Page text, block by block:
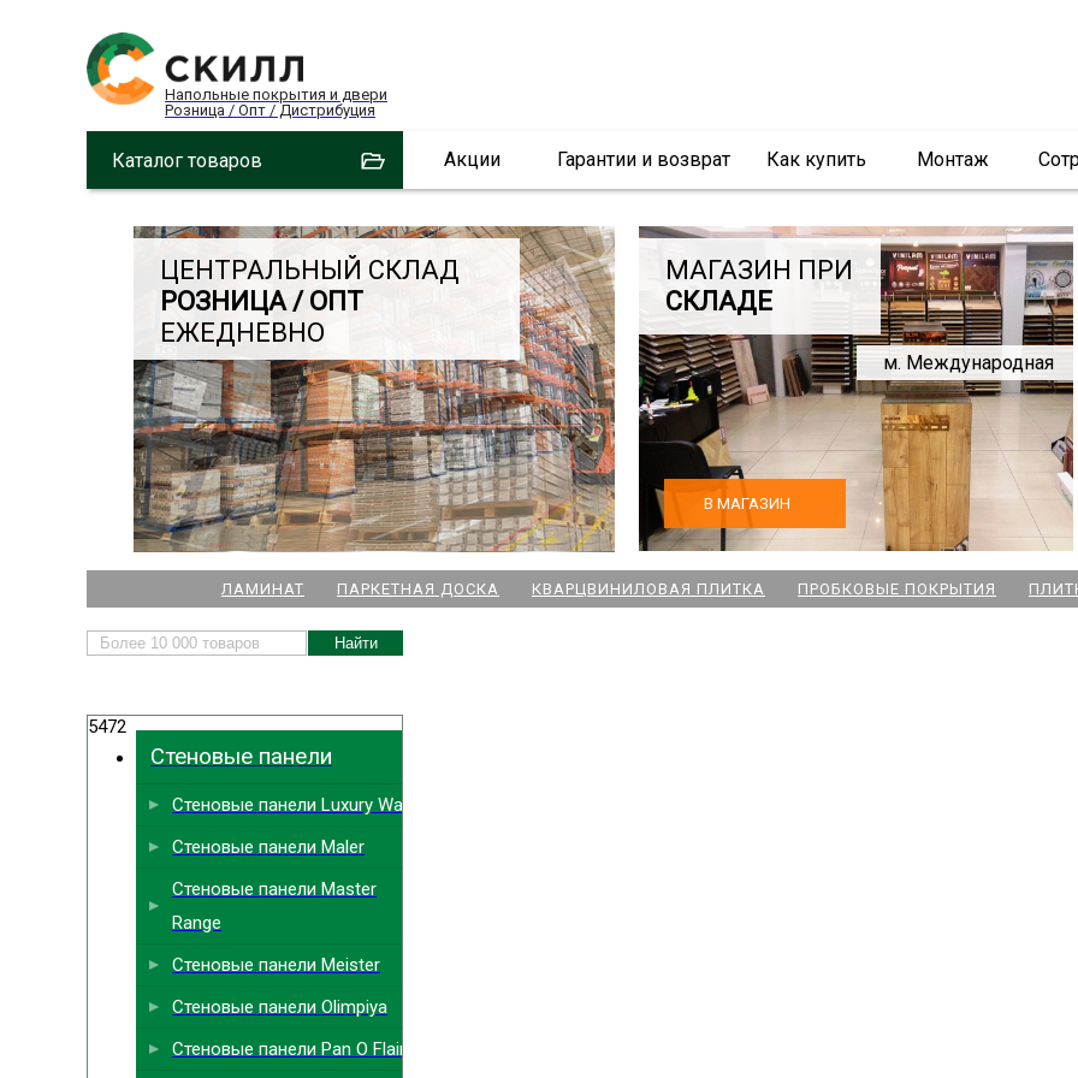
Напольные покрытия и двери
Розница / Опт / Дистрибуция
Каталог товаров Акции Гарантии и возврат Как купить Монтаж
ЦЕНТРАЛЬНЫЙ СКЛАД
РОЗНИЦА / ОПТ
ЕЖЕДНЕВНО
МАГАЗИН ПРИ
СКЛАДЕ
м. Международная
В МАГАЗИН
НАШИ МАГАЗИНЫ
ЛАМИНАТ ПАРКЕТНАЯ ДОСКА КВАРЦВИНИЛОВАЯ ПЛИТКА ПРОБКОВЫЕ ПОКРЫТИЯ
5472
Стеновые панели
Стеновые панели Luxury Wall
Стеновые панели Maler
Стеновые панели Master
Range
Стеновые панели Meister
Стеновые панели Olimpiya
Стеновые панели Pan O Flair